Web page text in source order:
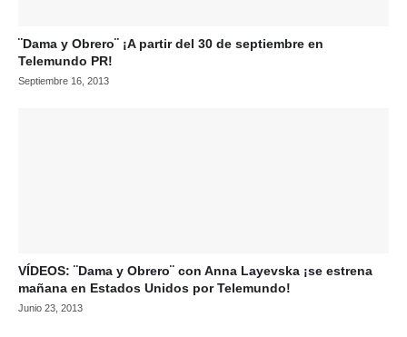
¨Dama y Obrero¨ ¡A partir del 30 de septiembre en
Telemundo PR!
Septiembre 16, 2013
VÍDEOS: ¨Dama y Obrero¨ con Anna Layevska ¡se estrena
mañana en Estados Unidos por Telemundo!
Junio 23, 2013